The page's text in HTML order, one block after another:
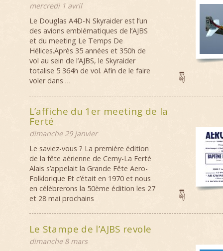
mercredi 1 avril
Le Douglas A4D-N Skyraider est l’un
des avions emblématiques de l’AJBS
et du meeting Le Temps De
Hélices.Après 35 années et 350h de
vol au sein de l’AJBS, le Skyraider
totalise 5 364h de vol. Afin de le faire
voler dans …
L’affiche du 1er meeting de la
Ferté
dimanche 29 janvier
Le saviez-vous ? La première édition
de la fête aérienne de Cerny-La Ferté
Alais s’appelait la Grande Fête Aero-
Folklorique Et c’était en 1970 et nous
en célèbrerons la 50ème édition les 27
et 28 mai prochains
Le Stampe de l’AJBS revole
dimanche 8 mars